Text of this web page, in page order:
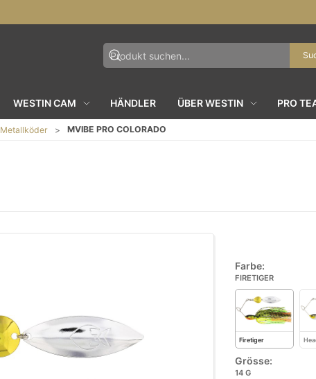
WESTIN CAM HÄNDLER ÜBER WESTIN PRO
Metallköder MVIBE PRO COLORADO
Farbe:
FIRETIGER
Firetiger
Grösse:
14 G